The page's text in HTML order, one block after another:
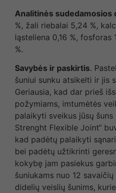
Analitinės sudedamosios
%, žali riebalai 5,24 %,
ląsteliena 0,16 %, fosforas
%.
Savybės ir paskirtis.
šuniui sunku atsikelti ir jis
Geriausia, kad dar prieš
požymiams, imtumėtės
palaikyti sveikus jūsų šuns
Strenght Flexible Joint“
kad padėtų palaikyti
bei padėtų užtikrinti
kokybę jam pasiekus
šuniukams nuo 12
didelių veislių šunims,